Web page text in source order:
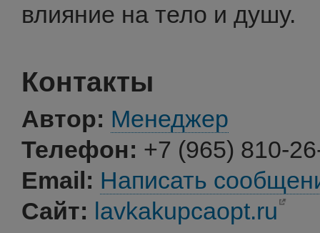
влияние на тело и душу.
Контакты
Автор: Менеджер
Телефон: +7 (965) 810-
Email: Написать
Сайт: lavkakupcaopt.ru